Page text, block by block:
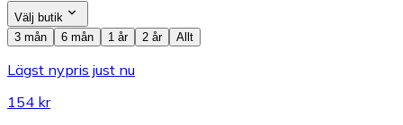
Välj butik
3 mån
6 mån 1 år 2 år Allt
Lägst nypris just nu
154 kr